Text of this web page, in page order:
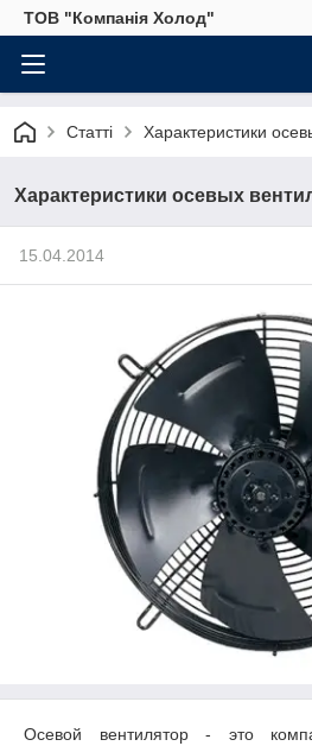
ТОВ "Компанія Холод"
Статті Характеристики
Характеристики осевых
15.04.2014
Осевой вентилятор - это